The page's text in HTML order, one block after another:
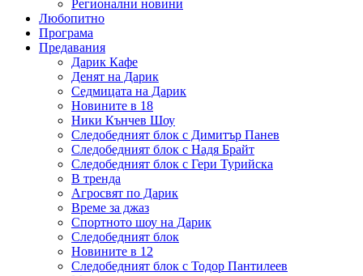
Регионални новини
Любопитно
Програма
Предавания
Дарик Кафе
Денят на Дарик
Седмицата на Дарик
Новините в 18
Ники Кънчев Шоу
Следобедният блок с Димитър Панев
Следобедният блок с Надя Брайт
Следобедният блок с Гери Турийска
В тренда
Агросвят по Дарик
Време за джаз
Спортното шоу на Дарик
Следобедният блок
Новините в 12
Следобедният блок с Тодор Пантилеев